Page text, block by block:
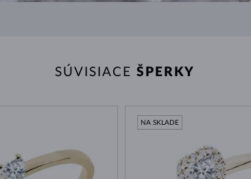
SÚVISIACE ŠPERKY
NA SKLADE